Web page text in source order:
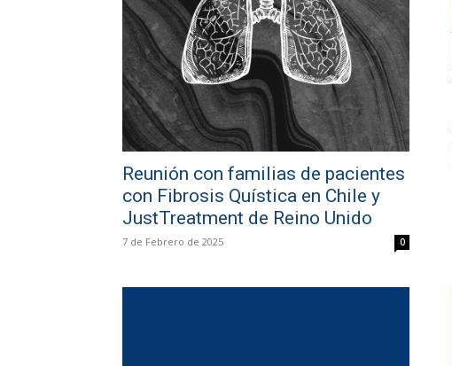
Reunión con familias de pacientes
con Fibrosis Quística en Chile y
JustTreatment de Reino Unido
7 de Febrero de 2025 0